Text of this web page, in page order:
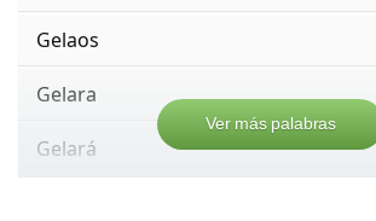
Gelaos
Gelara
Gelará
Ver más palabras